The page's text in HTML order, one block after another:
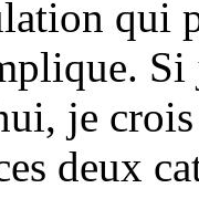
qui
je
deux